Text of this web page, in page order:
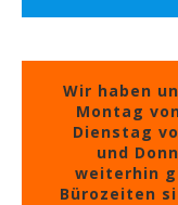
Wir haben
Montag
Dienstag
und
weiterhin
Bürozeiten